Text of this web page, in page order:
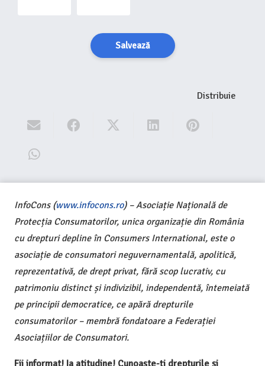
Salvează
Distribuie
InfoCons (www.infocons.ro) – Asociație Națională de
Protecția Consumatorilor, unica organizație din România
cu drepturi depline în Consumers International, este o
asociație de consumatori neguvernamentală, apolitică,
reprezentativă, de drept privat, fără scop lucrativ, cu
patrimoniu distinct și indivizibil, independentă, întemeiată
pe principii democratice, ce apără drepturile
consumatorilor – membră fondatoare a Federației
Asociațiilor de Consumatori.